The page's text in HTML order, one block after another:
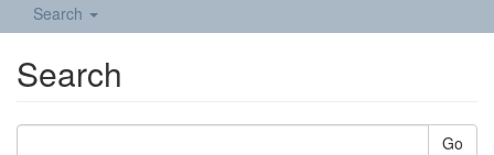
Search
Search
Go